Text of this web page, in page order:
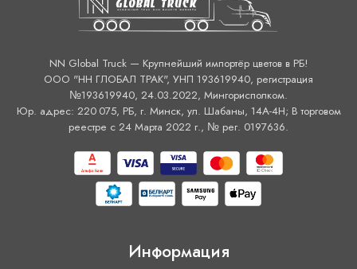
NN Global Truck — Крупнейший импортёр цветов в РБ!
ООО "НН ГЛОБАЛ ТРАК", УНП 193619940, регистрация
№193619940, 24.03.2022, Мингорисполком.
Юр. адрес: 220 075, РБ, г. Минск, ул. Шабаны, 14А-4H; В торговом
реестре с 24 Марта 2022 г., № рег. 0197636.
Информация